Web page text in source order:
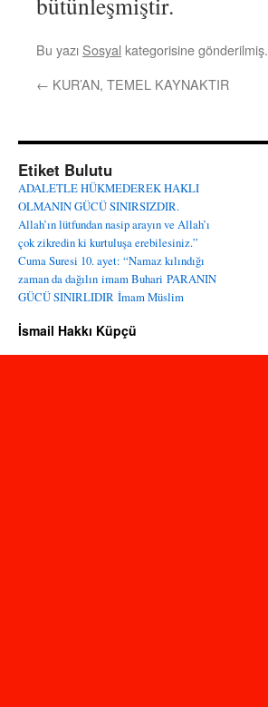
Bu yazı Sosyal kategorisine gönderilmiş.
← KUR’AN, TEMEL KAYNAKTIR
Etiket Bulutu
ADALETLE HÜKMEDEREK HAKLI
OLMANIN GÜCÜ SINIRSIZDIR.
Allah’ın lütfundan nasip arayın ve Allah’ı
çok zikredin ki kurtuluşa erebilesiniz.”
Cuma Suresi 10. ayet: “Namaz kılındığı
zaman da dağılın imam Buhari PARANIN
GÜCÜ SINIRLIDIR İmam Müslim
İsmail Hakkı Küpçü